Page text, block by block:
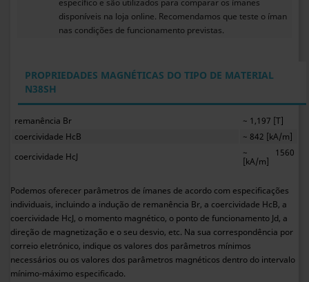
específico e são utilizados para comparar os ímanes
disponíveis na loja online. Recomendamos que teste o íman
nas condições de funcionamento previstas.
PROPRIEDADES MAGNÉTICAS DO TIPO DE MATERIAL
N38SH
remanência Br
~ 1,197 [T]
coercividade HcB
~ 842 [kA/m]
coercividade HcJ
~ 1560
[kA/m]
Podemos oferecer parâmetros de ímanes de acordo com especificações
individuais, incluindo a indução de remanência Br, a coercividade HcB, a
coercividade HcJ, o momento magnético, o ponto de funcionamento Jd, a
direção de magnetização e o seu desvio, etc. Na sua correspondência por
correio eletrónico, indique os valores dos parâmetros mínimos
necessários ou os valores dos parâmetros magnéticos dentro do intervalo
mínimo-máximo especificado.